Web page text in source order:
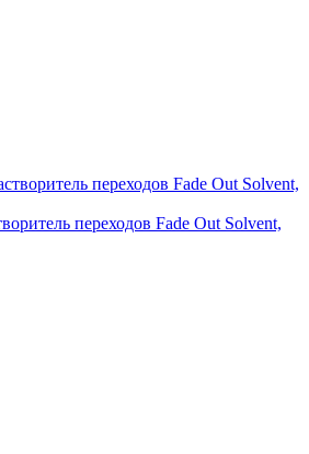
переходов Fade Out Solvent,